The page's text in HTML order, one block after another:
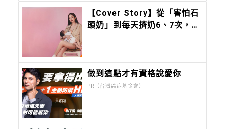
【Cover Story】從「害怕石
頭奶」到每天擠奶6、7次，愛
做到這點才有資格說愛你
PR（台灣癌症基金會）